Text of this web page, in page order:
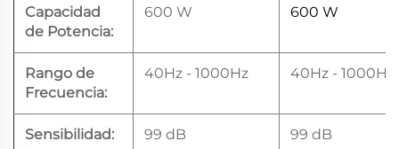
Capacidad
de Potencia:
600 W 600 W
Rango de
Frecuencia:
40Hz - 1000Hz 40Hz - 1000Hz
Sensibilidad: 99 dB 99 dB